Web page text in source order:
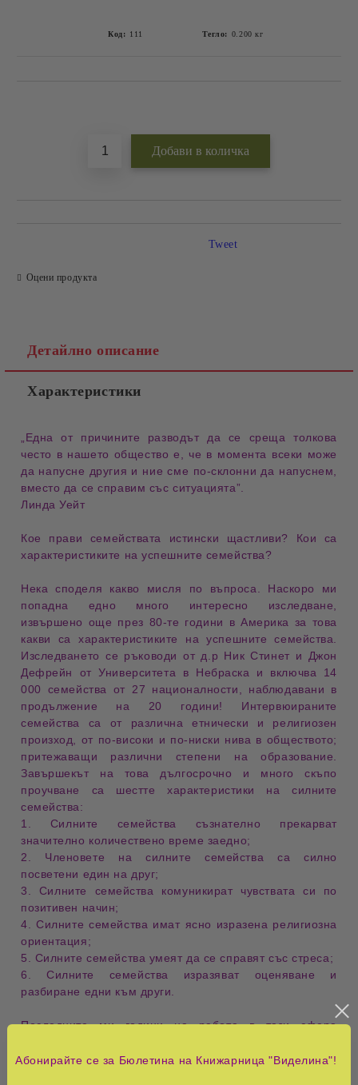
Код: 111 Тегло: 0.200 кг
Оцени продукта
Tweet
Детайлно описание
Характеристики
„Една от причините разводът да се среща толкова
често в нашето общество е, че в момента всеки може
да напусне другия и ние сме по-склонни да напуснем,
вместо да се справим със ситуацията”.
Линда Уейт
Кое прави семействата истински щастливи? Кои са
характеристиките на успешните семейства?
Нека споделя какво мисля по въпроса. Наскоро ми
попадна едно много интересно изследване,
извършено още през 80-те години в Америка за това
какви са характеристиките на успешните семейства.
Изследването се ръководи от д.р Ник Стинет и Джон
Дефрейн от Университета в Небраска и включва 14
000 семейства от 27 националности, наблюдавани в
продължение на 20 години! Интервюираните
семейства са от различна етнически и религиозен
произход, от по-високи и по-ниски нива в обществото;
притежаващи различни степени на образование.
Завършекът на това дългосрочно и много скъпо
проучване са шестте характеристики на силните
семейства:
1. Силните семейства съзнателно прекарват
значително количествено време заедно;
2. Членовете на силните семейства са силно
посветени един на друг;
3. Силните семейства комуникират чувствата си по
позитивен начин;
4. Силните семейства имат ясно изразена религиозна
ориентация;
5. Силните семейства умеят да се справят със стреса;
6. Силните семейства изразяват оценяване и
разбиране едни към други.
Последните ми години на работа в тази сфера
силно семейство не е толкова сложно – необходими са
Абонирайте се за Бюлетина на Книжарница "Виделина"!